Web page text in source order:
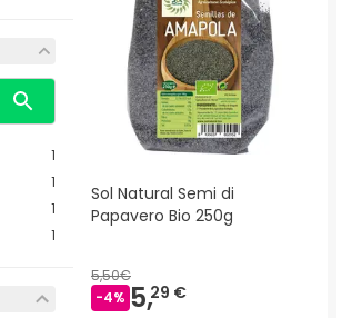
1
1
1
1
Sol Natural Semi di
Papavero Bio 250g
5,50€
-4% 5,29 €